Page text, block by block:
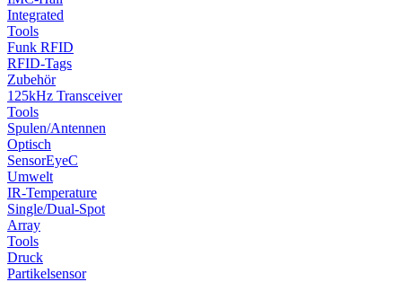
Integrated
Tools
Funk RFID
RFID-Tags
Zubehör
125kHz Transceiver
Tools
Spulen/Antennen
Optisch
SensorEyeC
Umwelt
IR-Temperature
Single/Dual-Spot
Array
Tools
Druck
Partikelsensor